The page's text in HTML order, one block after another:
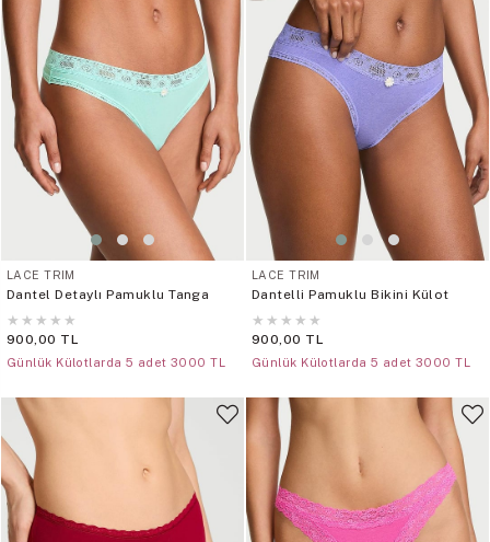
LACE TRIM
Dantel Detaylı Pamuklu Tanga
★ ★ ★ ★ ★
900,00 TL
Günlük Külotlarda 5 adet 3000 TL
LACE TRIM
Dantelli Pamuklu Bikini Külot
★ ★ ★ ★ ★
900,00 TL
Günlük Külotlarda 5 adet 3000 TL